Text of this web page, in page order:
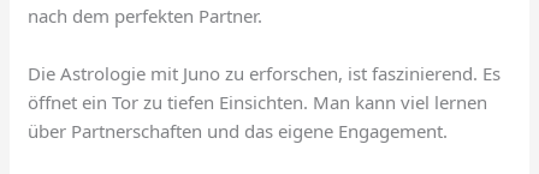
nach dem perfekten Partner.
Die Astrologie mit Juno zu erforschen, ist faszinierend. Es
öffnet ein Tor zu tiefen Einsichten. Man kann viel lernen
über Partnerschaften und das eigene Engagement.